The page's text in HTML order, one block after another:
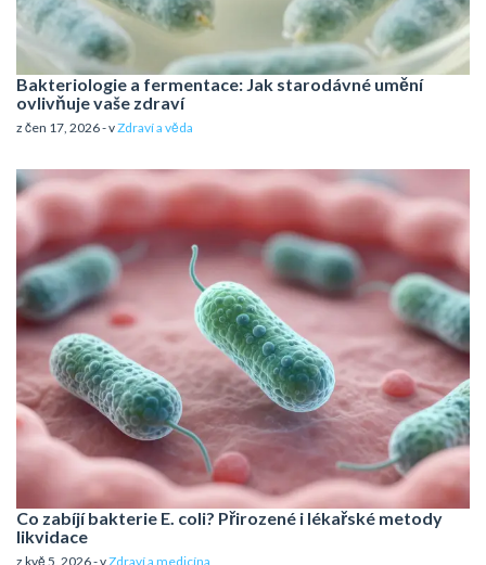
Bakteriologie a fermentace: Jak starodávné umění
ovlivňuje vaše zdraví
z čen 17, 2026 - vZdraví a věda
Co zabíjí bakterie E. coli? Přirozené i lékařské metody
likvidace
z kvě 5, 2026 - vZdraví a medicína